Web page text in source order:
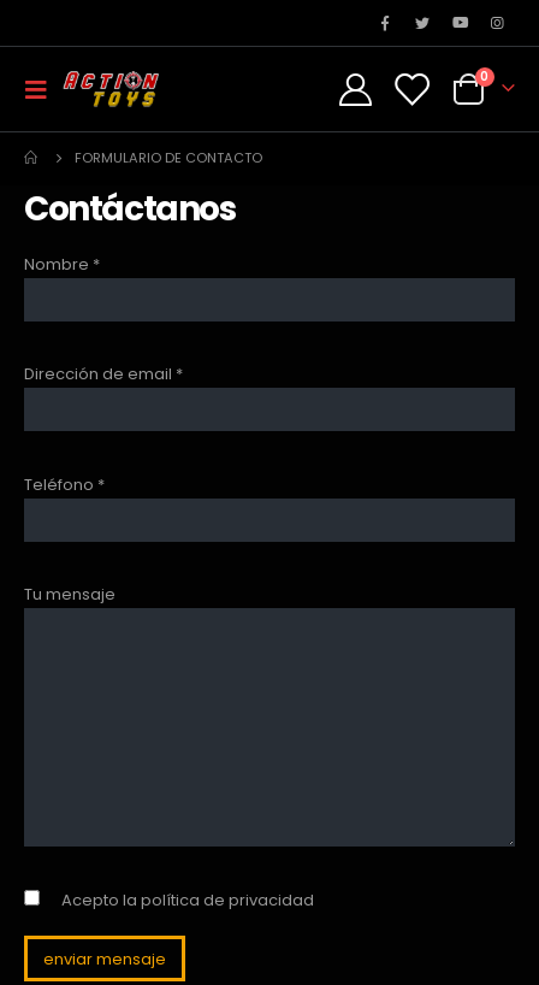
0
FORMULARIO DE CONTACTO
Contáctanos
Nombre *
Dirección de email *
Teléfono *
Tu mensaje
Acepto la política de privacidad